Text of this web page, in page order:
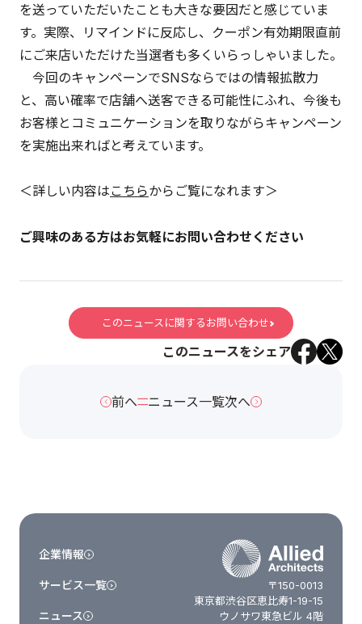
を送っていただいたことも大きな要因だと感じていま
す。実際、リマインドに反応し、クーポン有効期限直前
にご来店いただけた当選者も多くいらっしゃいました。
今回のキャンペーンでSNSならではの情報拡散力
と、高い確率で店舗へ送客できる可能性にふれ、今後も
お客様とコミュニケーションを取りながらキャンペーン
を実施出来ればと考えています。
＜詳しい内容は こちらからご覧になれます＞
ご興味のある方はお気軽にお問い合わせください
このニュースに関するお問い合わせ
このニュースをシェア
前へ ニュース一覧次へ
〒150-0013
東京都渋谷区恵比寿1-19-15
ウノサワ東急ビル 4階
企業情報
サービス一覧
ニュース